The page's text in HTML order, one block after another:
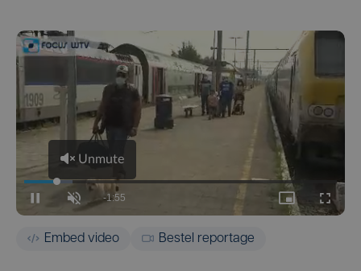
Embed video Bestel reportage